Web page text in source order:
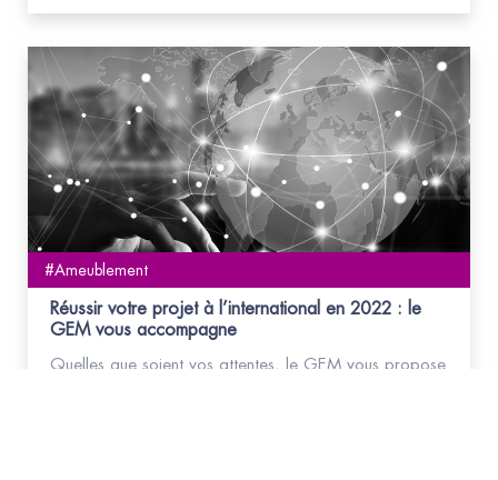
#Ameublement
Réussir votre projet à l’international en 2022 : le
GEM vous accompagne
Quelles que soient vos attentes, le GEM vous propose